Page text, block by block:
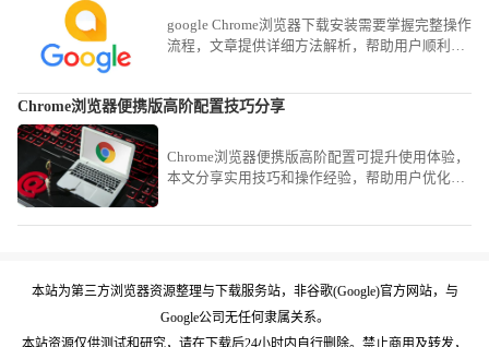
google Chrome浏览器下载安装需要掌握完整操作
流程，文章提供详细方法解析，帮助用户顺利完
Chrome浏览器便携版高阶配置技巧分享
Chrome浏览器便携版高阶配置可提升使用体验，
本文分享实用技巧和操作经验，帮助用户优化便
本站为第三方浏览器资源整理与下载服务站，非谷歌(Google)官方网站，与
Google公司无任何隶属关系。
本站资源仅供测试和研究，请在下载后24小时内自行删除。禁止商用及转发，